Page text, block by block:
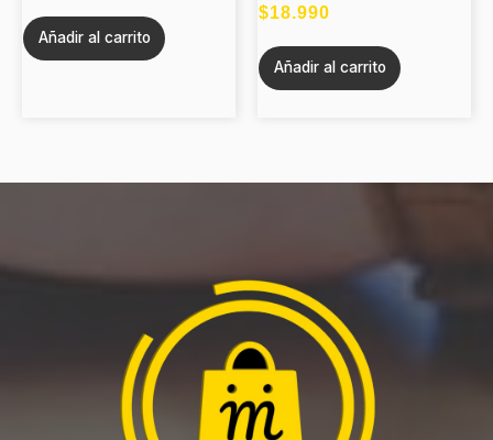
Añadir al carrito
$18.990
Añadir al carrito